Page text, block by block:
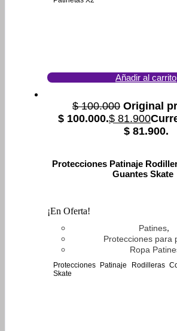
Añadir al carrito
$100.000 Original
$ 100.000.$ 81.900
$ 81.900.
Protecciones Patinaje
Guantes Skate
¡En Oferta!
Patines,
Protecciones para
Ropa
Protecciones Patinaje Rodilleras
Skate